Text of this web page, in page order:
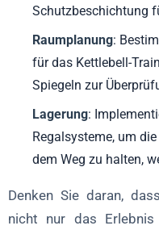
Schutzbeschichtung
Raumplanung:
für das Kettlebell-
Spiegeln zur
Lagerung:
Regalsysteme, um
dem Weg zu halten,
Denken Sie daran,
nicht nur das